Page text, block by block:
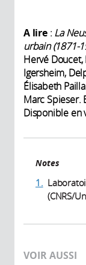
A lire : La
urbain (1871-
Hervé Doucet,
Igersheim,
Élisabeth
Marc Spieser.
Disponible en
Notes
1.
(CNRS/
VOIR AUSSI